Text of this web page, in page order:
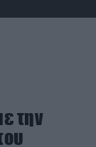
την